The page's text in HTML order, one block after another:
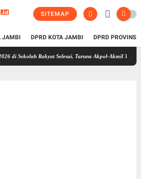
SITEMAP
JAMBI DPRD KOTA JAMBI DPRD
Rakyat Selesai, Taruna Akpol-Akmil Tinggalkan Jambi